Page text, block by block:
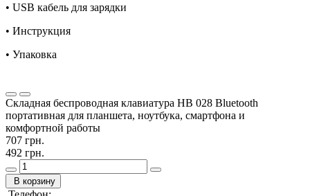
• USB кабель для зарядки
• Инструкция
• Упаковка
Складная беспроводная клавиатура HB 028 Bluetooth
портативная для планшета, ноутбука, смартфона и
комфортной работы
707 грн.
492 грн.
В корзину